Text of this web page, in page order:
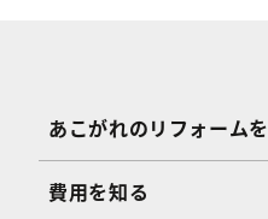
あこがれのリフォーム
費用を知る